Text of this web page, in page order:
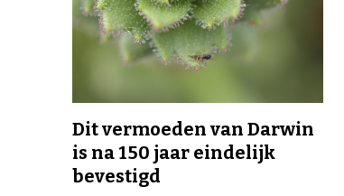
Dit vermoeden van Darwin
is na 150 jaar eindelijk
bevestigd